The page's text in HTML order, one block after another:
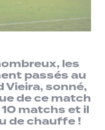
les
passés au
Vieira, sonné,
de ce match
matchs et il
de chauffe !